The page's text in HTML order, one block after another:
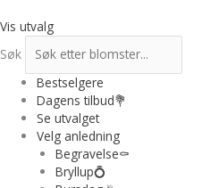
rett
innholdet
Vis utvalg
Søk
Bestselgere
Dagens tilbud💐
Se utvalget
Velg anledning
Begravelse⚰️
Bryllup💍